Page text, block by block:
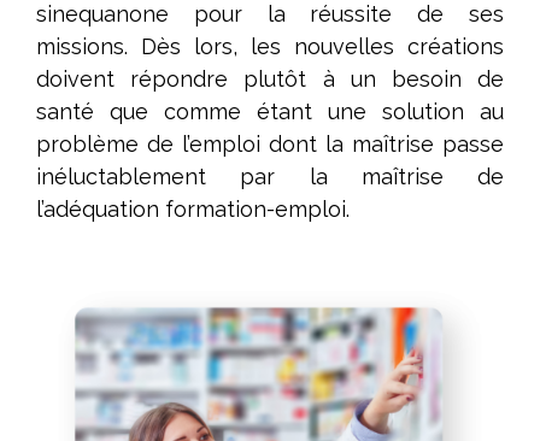
sinequanone pour la réussite de ses
missions. Dès lors, les nouvelles créations
doivent répondre plutôt à un besoin de
santé que comme étant une solution au
problème de l’emploi dont la maîtrise passe
inéluctablement par la maîtrise de
l’adéquation formation-emploi.